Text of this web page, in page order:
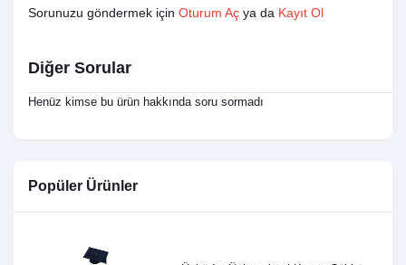
Popüler Ürünler
Sorunuzu göndermek için Oturum Aç ya da Kayıt Ol
Diğer Sorular
Henüz kimse bu ürün hakkında soru sormadı